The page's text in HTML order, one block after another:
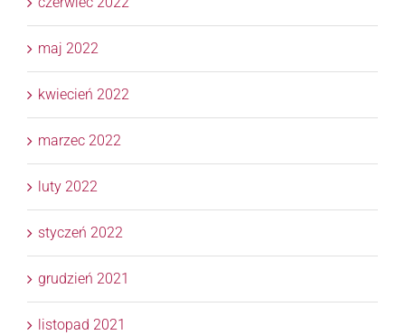
maj 2022
kwiecień 2022
marzec 2022
luty 2022
styczeń 2022
grudzień 2021
listopad 2021